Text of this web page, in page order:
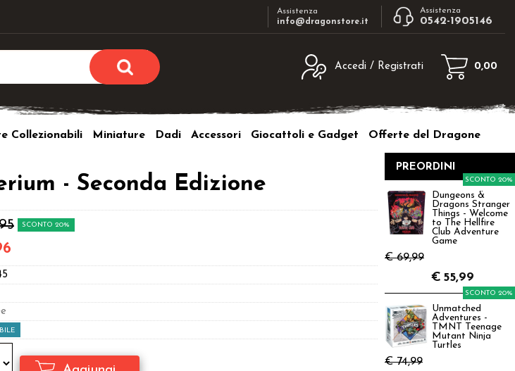
Assistenza
info@dragonstore.it
Assistenza
0542-1905146
Accedi / Registrati
utente e la password e poi clicca sul
Nome utente:
Password:
sito clicca sul pulsante "Registrati"
0,00
Collezionabili Miniature Dadi Accessori Giocattoli e Gadget Offerte del Dragone
- Seconda Edizione
SCONTO 20%
PREORDINI
Dungeons &
Dragons Stranger
Things - Welcome
to The Hellfire
Club Adventure
Game
€ 69,99
SCONTO 20%
€ 55,99
Unmatched
Adventures -
TMNT Teenage
Mutant Ninja
Turtles
€ 74,99
SCONTO 20%